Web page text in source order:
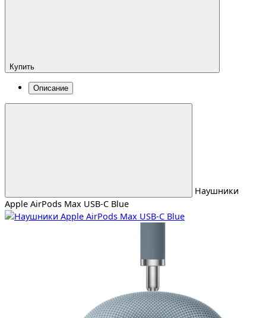
Купить
Описание
Наушники
Apple AirPods Max USB-C Blue